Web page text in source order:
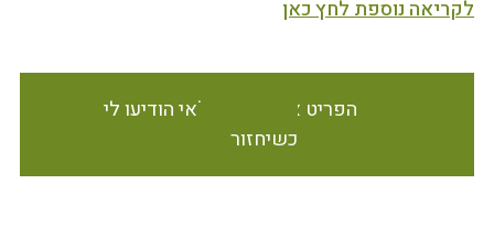
לקריאה נוספת לחץ כאן
הפריט אינו זמין במלאי הודיעו לי
כשיחזור